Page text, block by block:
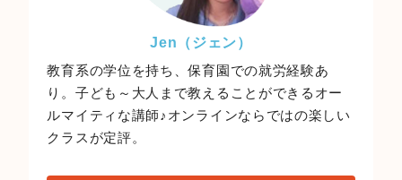
Jen（ジェン）
教育系の学位を持ち、保育園での就労経験あ
り。子ども～大人まで教えることができるオー
ルマイティな講師♪オンラインならではの楽しい
クラスが定評。